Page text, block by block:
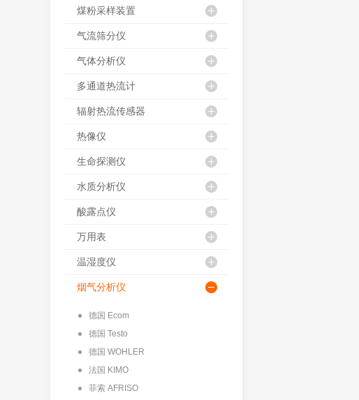
煤粉采样装置
气流筛分仪
气体分析仪
多通道热流计
辐射热流传感器
热像仪
生命探测仪
水质分析仪
酸露点仪
万用表
温湿度仪
烟气分析仪
德国 Ecom
德国 Testo
德国 WOHLER
法国 KIMO
菲索 AFRISO